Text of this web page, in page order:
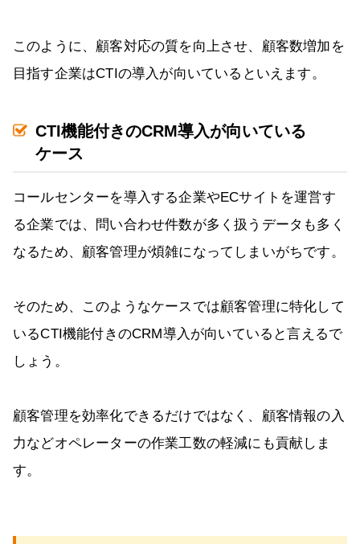
このように、顧客対応の質を向上させ、顧客数増加を
目指す企業はCTIの導入が向いているといえます。
CTI機能付きのCRM導入が向いている
ケース
コールセンターを導入する企業やECサイトを運営す
る企業では、問い合わせ件数が多く扱うデータも多く
なるため、顧客管理が煩雑になってしまいがちです。
そのため、このようなケースでは顧客管理に特化して
いるCTI機能付きのCRM導入が向いていると言えるで
しょう。
顧客管理を効率化できるだけではなく、顧客情報の入
力などオペレーターの作業工数の軽減にも貢献しま
す。